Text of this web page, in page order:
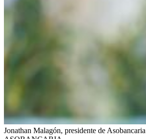
Jonathan Malagón, presidente de Asobancaria